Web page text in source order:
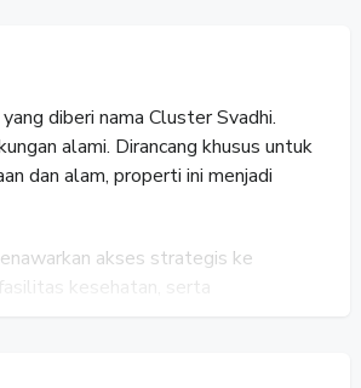
diberi nama Cluster Svadhi.
alami. Dirancang khusus untuk
dan alam, properti ini menjadi
akses strategis ke
kesehatan, serta